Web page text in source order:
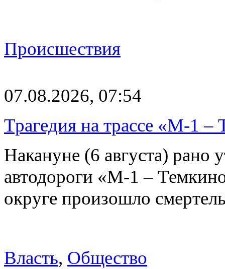
Происшествия
07.08.2026, 07:54
Трагедия на трассе «М-1 –
Накануне (6 августа) рано
автодороги «М-1 –
округе произошло
Власть, Общество